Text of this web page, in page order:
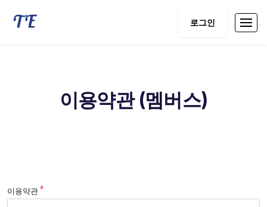
로그인
이용약관 (멤버스)
이용약관